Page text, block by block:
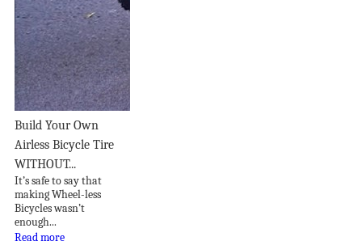
Build Your Own
Airless Bicycle Tire
WITHOUT...
It’s safe to say that
making Wheel-less
Bicycles wasn’t
enough...
Read more